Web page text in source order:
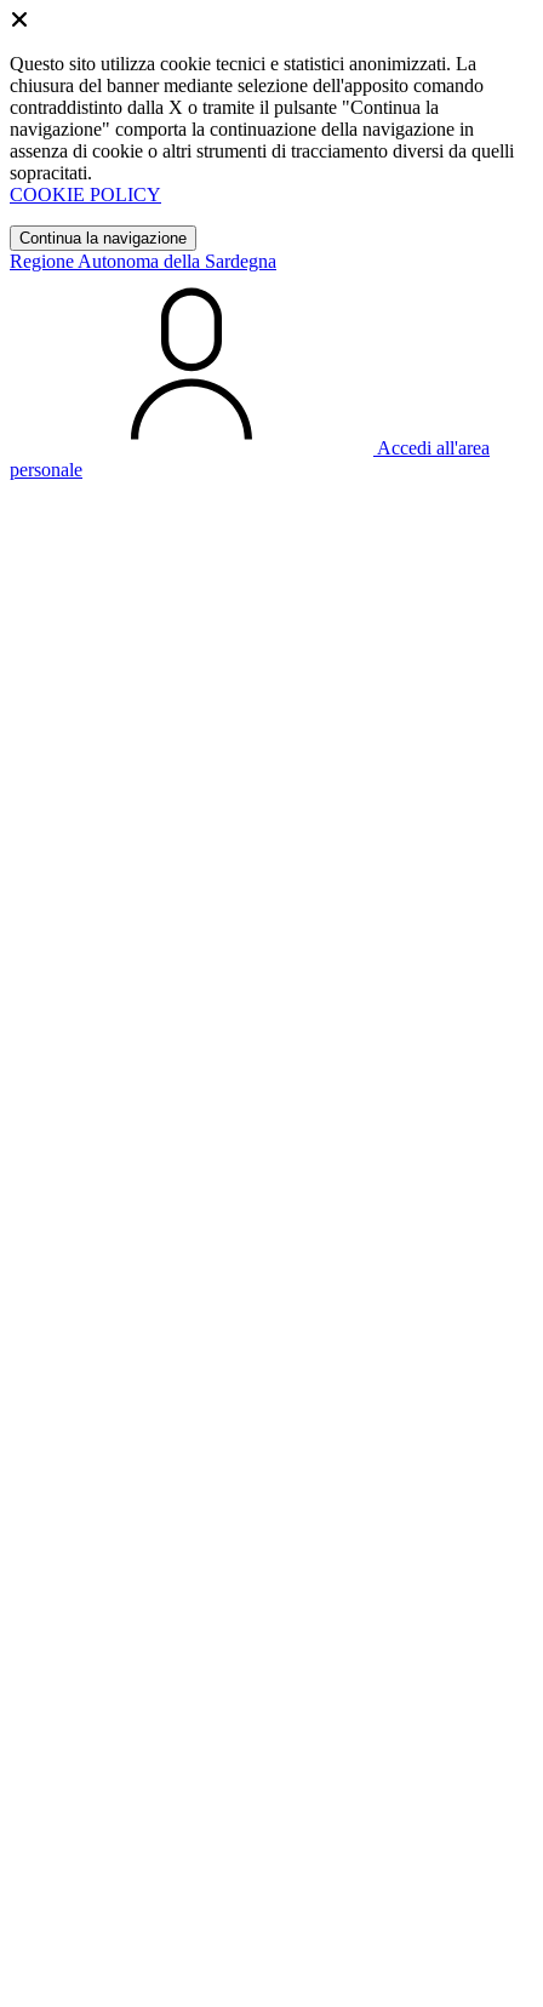
Questo sito utilizza cookie tecnici e statistici anonimizzati. La
chiusura del banner mediante selezione dell'apposito comando
contraddistinto dalla X o tramite il pulsante "Continua la
navigazione" comporta la continuazione della navigazione in
assenza di cookie o altri strumenti di tracciamento diversi da quelli
sopracitati.
COOKIE POLICY
Continua la navigazione
Regione Autonoma della Sardegna
Accedi all'area
personale